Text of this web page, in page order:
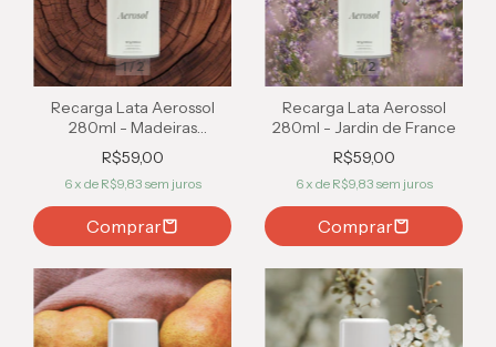
1/2
Recarga Lata Aerossol
280ml - Madeiras
Aromáticas
R$59,00
6 x de R$9,83 sem juros
1/2
Recarga Lata Aerossol
280ml - Jardin de France
R$59,00
6 x de R$9,83 sem juros